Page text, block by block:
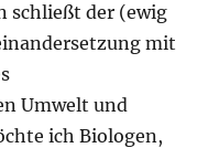
schließt der (ewig
mit
Umwelt und
ich Biologen,